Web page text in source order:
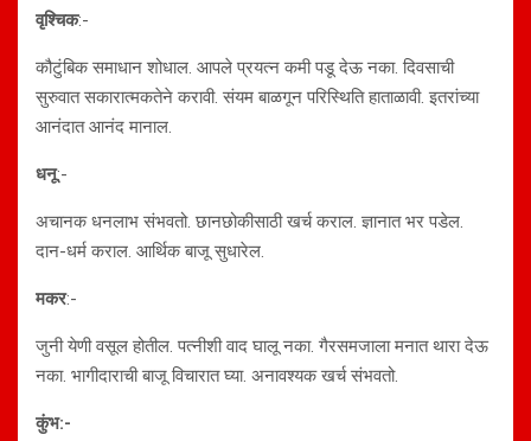
वृश्चिक:-
कौटुंबिक समाधान शोधाल. आपले प्रयत्न कमी पडू देऊ नका. दिवसाची
सुरुवात सकारात्मकतेने करावी. संयम बाळगून परिस्थिति हाताळावी. इतरांच्या
आनंदात आनंद मानाल.
धनू:-
अचानक धनलाभ संभवतो. छानछोकीसाठी खर्च कराल. ज्ञानात भर पडेल.
दान-धर्म कराल. आर्थिक बाजू सुधारेल.
मकर:-
जुनी येणी वसूल होतील. पत्नीशी वाद घालू नका. गैरसमजाला मनात थारा देऊ
नका. भागीदाराची बाजू विचारात घ्या. अनावश्यक खर्च संभवतो.
कुंभ:-